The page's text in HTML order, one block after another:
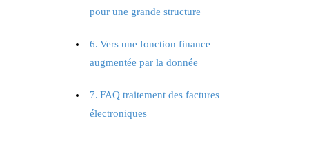
pour une grande structure
Vers une fonction finance
augmentée par la donnée
FAQ traitement des factures
électroniques